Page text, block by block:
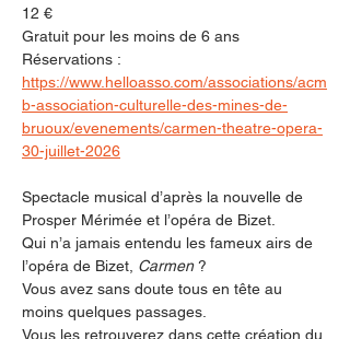
12 €
Gratuit pour les moins de 6 ans
Réservations :
https://www.helloasso.com/associations/acm
b-association-culturelle-des-mines-de-
bruoux/evenements/carmen-theatre-opera-
30-juillet-2026
Spectacle musical d’après la nouvelle de
Prosper Mérimée et l’opéra de Bizet.
Qui n’a jamais entendu les fameux airs de
l’opéra de Bizet, Carmen ?
Vous avez sans doute tous en tête au
moins quelques passages.
Vous les retrouverez dans cette création du